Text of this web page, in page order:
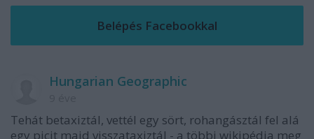
Hungarian Geographic
Tehát betaxiztál, vettél egy sört, rohangásztál fel alá
egy picit majd visszataxiztál - a többi wikipédia meg